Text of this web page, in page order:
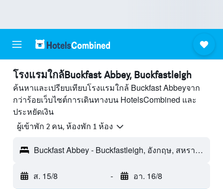
โรงแรมใกล้Buckfast Abbey, Buckfastleigh
ค้นหาและเปรียบเทียบโรงแรมใกล้ Buckfast Abbeyจาก
กว่าร้อยเว็บไซต์การเดินทางบน HotelsCombined และ
ประหยัดเงิน
ผู้เข้าพัก 2 คน, ห้องพัก 1 ห้อง
Buckfast Abbey - Buckfastleigh, อังกฤษ, สหราชอาณาจักร
ส. 15/8 - อา. 16/8